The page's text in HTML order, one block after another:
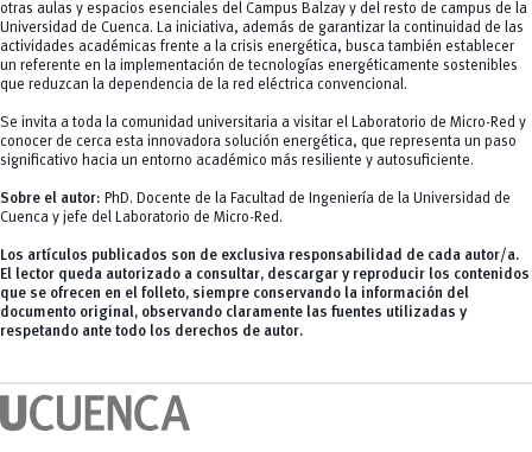
otras aulas y espacios esenciales del Campus Balzay y del resto de campus de la
Universidad de Cuenca. La iniciativa, además de garantizar la continuidad de las
actividades académicas frente a la crisis energética, busca también establecer
un referente en la implementación de tecnologías energéticamente sostenibles
que reduzcan la dependencia de la red eléctrica convencional.
Se invita a toda la comunidad universitaria a visitar el Laboratorio de Micro-Red y
conocer de cerca esta innovadora solución energética, que representa un paso
significativo hacia un entorno académico más resiliente y autosuficiente.
Sobre el autor: PhD. Docente de la Facultad de Ingeniería de la Universidad de
Cuenca y jefe del Laboratorio de Micro-Red.
Los artículos publicados son de exclusiva responsabilidad de cada autor/a.
El lector queda autorizado a consultar, descargar y reproducir los contenidos
que se ofrecen en el folleto, siempre conservando la información del
documento original, observando claramente las fuentes utilizadas y
respetando ante todo los derechos de autor.